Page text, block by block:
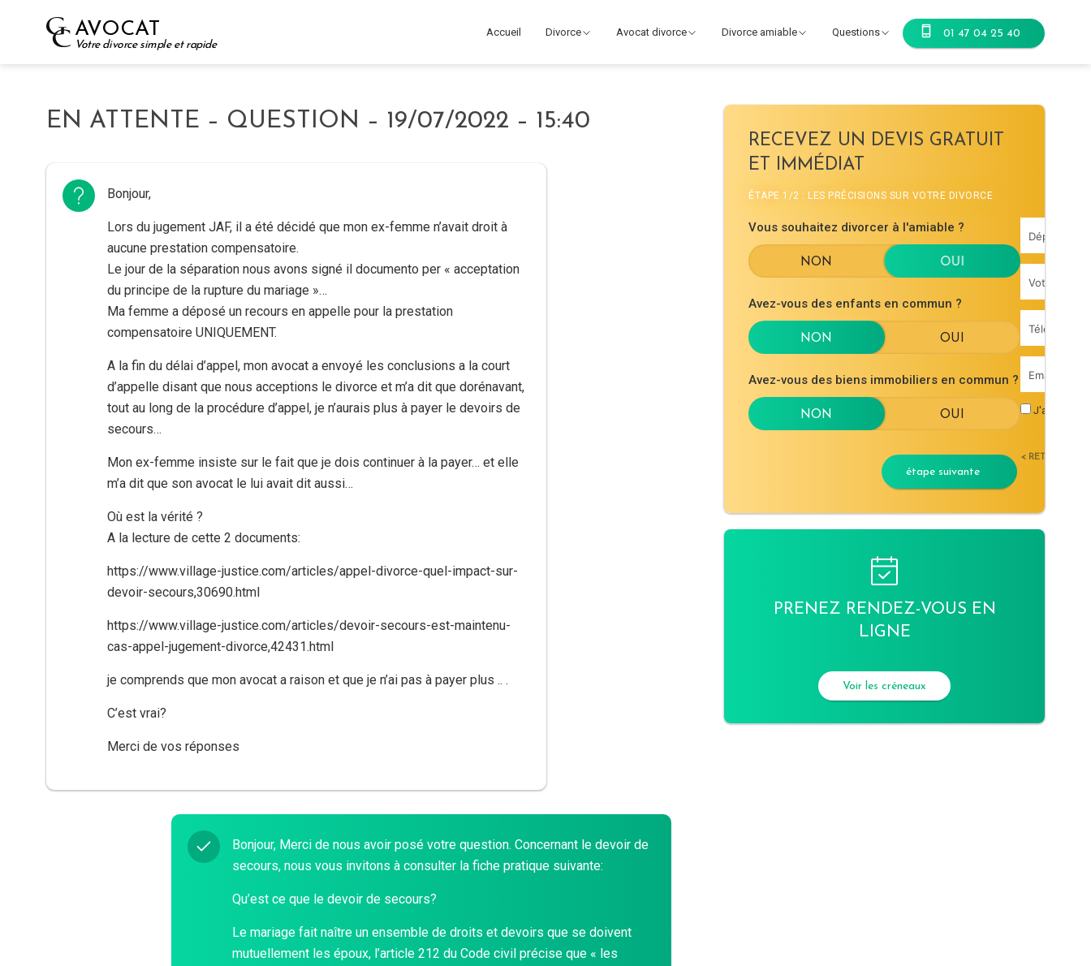
AVOCAT
Votre divorce simple et rapide
Accueil Divorce Avocat divorce Divorce amiable Questions 01 47 04 25 40
EN ATTENTE – QUESTION – 19/07/2022 – 15:40
Bonjour,
Lors du jugement JAF, il a été décidé que mon ex-femme n’avait droit à
aucune prestation compensatoire.
Le jour de la séparation nous avons signé il documento per « acceptation
du principe de la rupture du mariage »…
Ma femme a déposé un recours en appelle pour la prestation
compensatoire UNIQUEMENT.
A la fin du délai d’appel, mon avocat a envoyé les conclusions a la court
d’appelle disant que nous acceptions le divorce et m’a dit que dorénavant,
tout au long de la procédure d’appel, je n’aurais plus à payer le devoirs de
secours…
Mon ex-femme insiste sur le fait que je dois continuer à la payer… et elle
m’a dit que son avocat le lui avait dit aussi…
Où est la vérité ?
A la lecture de cette 2 documents:
https://www.village-justice.com/articles/appel-divorce-quel-impact-sur-
devoir-secours,30690.html
https://www.village-justice.com/articles/devoir-secours-est-maintenu-
cas-appel-jugement-divorce,42431.html
je comprends que mon avocat a raison et que je n’ai pas à payer plus .. .
C’est vrai?
Merci de vos réponses
Bonjour, Merci de nous avoir posé votre question. Concernant le devoir de
secours, nous vous invitons à consulter la fiche pratique suivante:
Qu’est ce que le devoir de secours?
Le mariage fait naître un ensemble de droits et devoirs que se doivent
mutuellement les époux, l’article 212 du Code civil précise que « les
RECEVEZ UN DEVIS GRATUIT
ET IMMÉDIAT
ÉTAPE 1/2 : LES PRÉCISIONS SUR VOTRE DIVORCE
Vous souhaitez divorcer à l'amiable ?
Avez-vous des enfants en commun ?
Avez-vous des biens immobiliers en commun ?
étape suivante
J'accepte
< RETOUR
PRENEZ RENDEZ-VOUS EN
LIGNE
Voir les créneaux